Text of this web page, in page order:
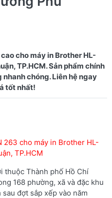
cho máy in Brother HL-
TP.HCM. Sản phẩm chính
nhanh chóng. Liên hệ ngay
cho máy in Brother HL-
TP.HCM
thuộc Thành phố Hồ Chí
168 phường, xã và đặc khu
đợt sắp xếp vào năm